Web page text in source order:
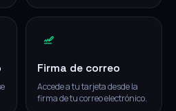
Firma de correo
Accede a tu tarjeta desde la
firma de tu correo electrónico.